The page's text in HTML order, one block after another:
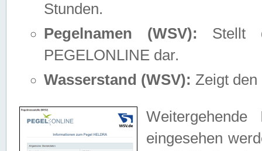
Stunden.
Pegelnamen (WSV): Stellt
PEGELONLINE dar.
Wasserstand (WSV): Zeigt den
eingesehen